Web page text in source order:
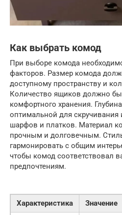
Как выбрать комод
При выборе комода
факторов. Размер комода
доступному пространству и
Количество ящиков должно
комфортного хранения.
оптимальной для
шарфов и платков. Материал
прочным и долговечным.
гармонировать с общим
чтобы комод соответствовал
предпочтениям.
Характеристика Значение